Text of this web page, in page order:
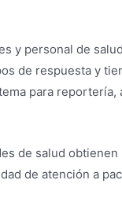
y personal de
de respuesta y
para reportería,
de salud
de atención a